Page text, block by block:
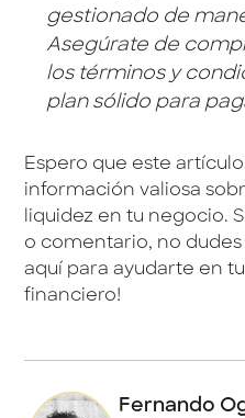
gestionado de
Asegúrate de
los términos y
plan sólido para
Espero que este
información valiosa
liquidez en tu negocio.
o comentario, no dudes
aquí para ayudarte en
financiero!
Fernando